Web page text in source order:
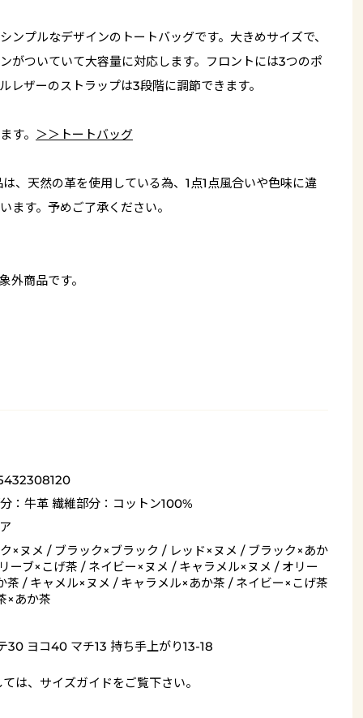
ンプルなデザインのトートバッグです。大きめサイズで、
がついていて大容量に対応します。フロントには3つのポ
レザーのストラップは3段階に調節できます。
す。 ＞＞トートバッグ
、天然の革を使用している為、1点1点風合いや色味に違
ます。予めご了承ください。
外商品です。
：牛革 繊維部分：コットン100%
×ヌメ / ブラック×ブラック / レッド×ヌメ / ブラック×あか
ーブ×こげ茶 / ネイビー×ヌメ / キャラメル×ヌメ / オリー
茶 / キャメル×ヌメ / キャラメル×あか茶 / ネイビー×こげ茶
×あか茶
30 ヨコ40 マチ13 持ち手上がり13-18
は、 サイズガイドをご覧下さい。